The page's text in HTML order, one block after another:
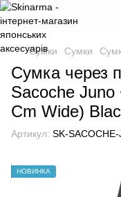
Сумки Сумки
Сумка через
Sacoche
Cm Wide)
Артикул: SK-
НОВИНКА